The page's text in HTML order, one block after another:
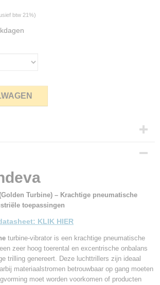
btw 21%)
Turbine) – Krachtige pneumatische
toepassingen
KLIK HIER
turbine-vibrator is een krachtige pneumatische
zeer hoog toerental en excentrische onbalans
trilling genereert. Deze luchttrillers zijn ideaal
materiaalstromen betrouwbaar op gang moeten
moet worden voorkomen of producten